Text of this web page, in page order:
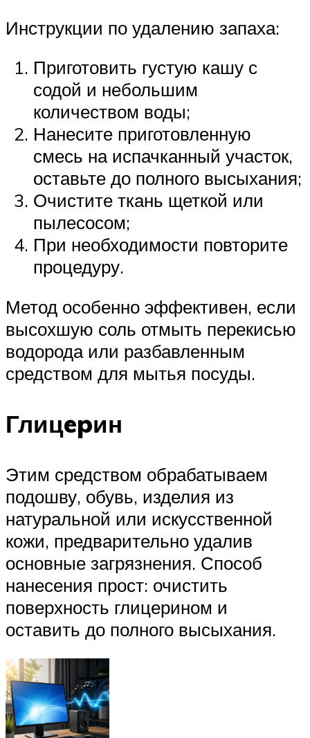
Инструкции по удалению запаха:
Приготовить густую кашу с
содой и небольшим
количеством воды;
Нанесите приготовленную
смесь на испачканный участок,
оставьте до полного высыхания;
Очистите ткань щеткой или
пылесосом;
При необходимости повторите
процедуру.
Метод особенно эффективен, если
высохшую соль отмыть перекисью
водорода или разбавленным
средством для мытья посуды.
Глицepин
Этим средством обрабатываем
подошву, обувь, изделия из
натуральной или искусственной
кожи, предварительно удалив
основные загрязнения. Способ
нанесения прост: очистить
поверхность глицерином и
оставить до полного высыхания.